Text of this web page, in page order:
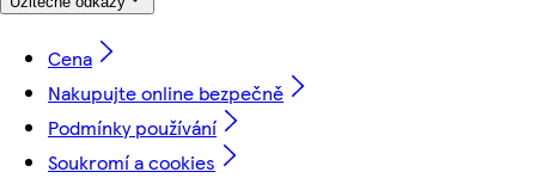
Cena
Nakupujte online bezpečně
Podmínky používání
Soukromí a cookies